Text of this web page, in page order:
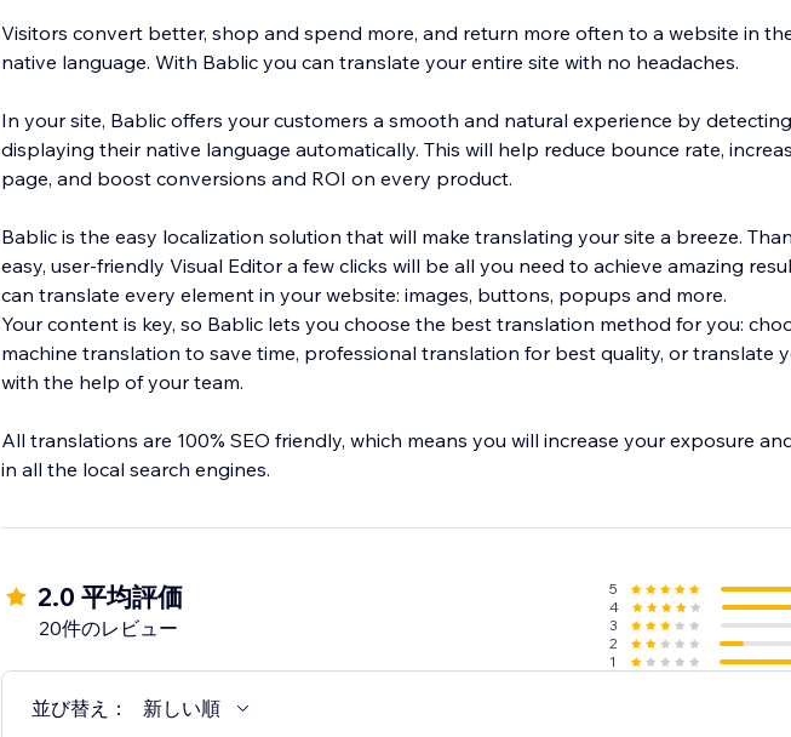
Visitors convert better, shop and spend more, and return more often to a website in
native language. With Bablic you can translate your entire site with no headaches.
In your site, Bablic offers your customers a smooth and natural experience by
displaying their native language automatically. This will help reduce bounce rate,
page, and boost conversions and ROI on every product.
Bablic is the easy localization solution that will make translating your site a breeze.
easy, user-friendly Visual Editor a few clicks will be all you need to achieve amazing
can translate every element in your website: images, buttons, popups and more.
Your content is key, so Bablic lets you choose the best translation method for you:
machine translation to save time, professional translation for best quality, or translate
with the help of your team.
All translations are 100% SEO friendly, which means you will increase your exposure
in all the local search engines.
2.0 平均評価
20件のレビュー
5
4
3
2
1
並び替え： 新しい順